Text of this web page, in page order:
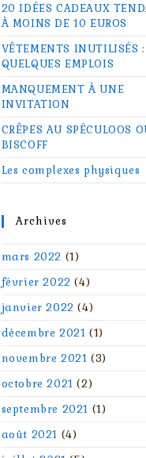
20 IDÉES CADEAUX
À MOINS DE 10 EUROS
VÊTEMENTS INUTILISÉS :
QUELQUES EMPLOIS
MANQUEMENT À UNE
INVITATION
CRÊPES AU SPÉCULOOS
BISCOFF
Les complexes physiques
Archives
mars 2022 (1)
février 2022 (4)
janvier 2022 (4)
décembre 2021 (1)
novembre 2021 (3)
octobre 2021 (2)
septembre 2021 (1)
août 2021 (4)